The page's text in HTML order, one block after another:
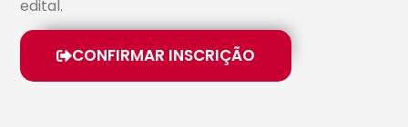
edital.
CONFIRMAR INSCRIÇÃO